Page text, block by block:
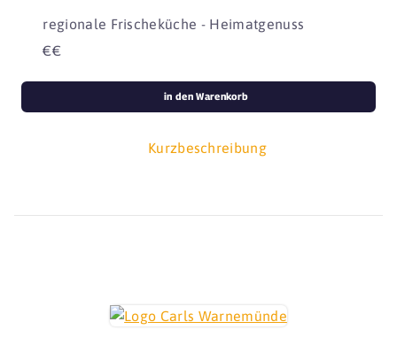
regionale Frischeküche - Heimatgenuss
€€
Kurzbeschreibung
in den Warenkorb